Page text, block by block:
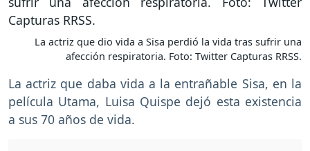
La actriz que dio vida a Sisa perdió la vida tras sufrir una
afección respiratoria. Foto: Twitter Capturas RRSS.
La actriz que daba vida a la entrañable Sisa, en la
película Utama, Luisa Quispe dejó esta existencia
a sus 70 años de vida.